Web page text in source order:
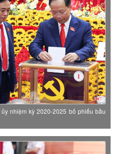
nhiệm kỳ 2020-2025 bỏ phiếu bầu